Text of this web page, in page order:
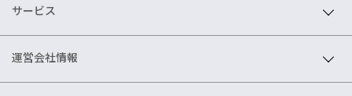
サービス
運営会社情報